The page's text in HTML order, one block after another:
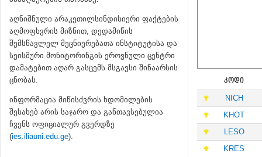
აღნიშნული არაკეთილსინდისიერი ფაქტების
აღმოფხვრის მიზნით, დედამიწის
შემსწავლელ მეცნიერებათა ინსტიტუტისა და
სეისმური მონიტორინგის ეროვნული ცენტრი
დამატებით აღარ გასცემს მსგავსი შინაარსის
ცნობას.
ინფორმაცია მიწისძვრის ხდომილების
შესახებ არის საჯარო და განთავსებულია
ჩვენს ოფიციალურ გვერდზე
(ies.iliauni.edu.ge).
ᲙᲝᲓᲘ
NICH
KHOT
LESO
KRES